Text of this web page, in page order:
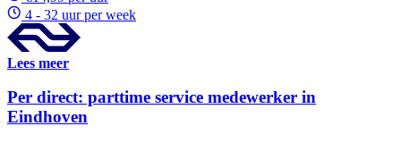
4 - 32 uur per week
Lees meer
Per direct: parttime service medewerker in
Eindhoven